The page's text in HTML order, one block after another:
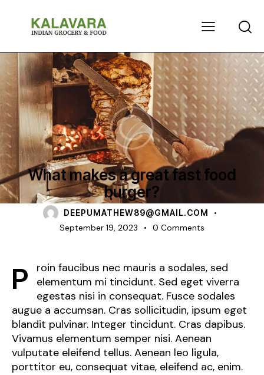
STREET FOOD
What makes a great fast food
burger?
DEEPUMATHEW89@GMAIL.COM
September 19, 2023 0 Comments
Proin faucibus nec mauris a sodales, sed
elementum mi tincidunt. Sed eget viverra
egestas nisi in consequat. Fusce sodales
augue a accumsan. Cras sollicitudin, ipsum eget
blandit pulvinar. Integer tincidunt. Cras dapibus.
Vivamus elementum semper nisi. Aenean
vulputate eleifend tellus. Aenean leo ligula,
porttitor eu, consequat vitae, eleifend ac, enim.